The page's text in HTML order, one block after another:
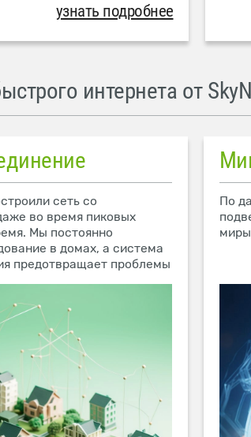
узнать подробнее
интернета от
сеть со
во время пиковых
Мы постоянно
в домах, а система
предотвращает проблемы
По